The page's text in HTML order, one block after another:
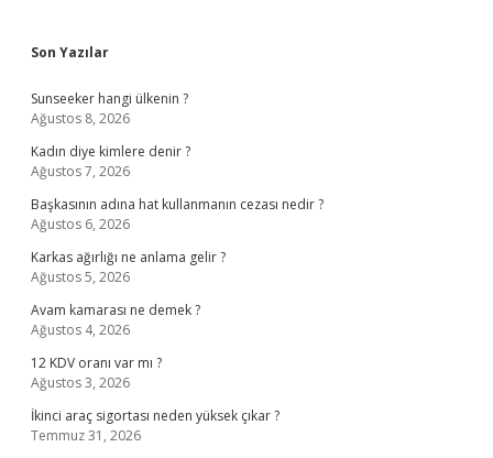
Sidebar
Son Yazılar
Sunseeker hangi ülkenin ?
Ağustos 8, 2026
Kadın diye kimlere denir ?
Ağustos 7, 2026
Başkasının adına hat kullanmanın cezası nedir ?
Ağustos 6, 2026
Karkas ağırlığı ne anlama gelir ?
Ağustos 5, 2026
Avam kamarası ne demek ?
Ağustos 4, 2026
12 KDV oranı var mı ?
Ağustos 3, 2026
İkinci araç sigortası neden yüksek çıkar ?
Temmuz 31, 2026